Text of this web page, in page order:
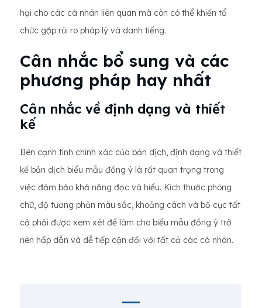
hại cho các cá nhân liên quan mà còn có thể khiến tổ
chức gặp rủi ro pháp lý và danh tiếng.
Cân nhắc bổ sung và các
phương pháp hay nhất
Cân nhắc về định dạng và thiết
kế
Bên cạnh tính chính xác của bản dịch, định dạng và thiết
kế bản dịch biểu mẫu đồng ý là rất quan trọng trong
việc đảm bảo khả năng đọc và hiểu. Kích thước phông
chữ, độ tương phản màu sắc, khoảng cách và bố cục tất
cả phải được xem xét để làm cho biểu mẫu đồng ý trở
nên hấp dẫn và dễ tiếp cận đối với tất cả các cá nhân.